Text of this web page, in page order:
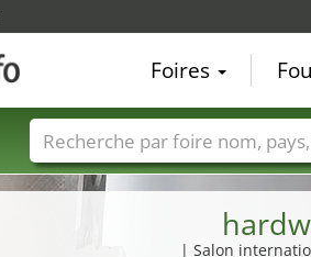
| Salon
Foires
Foire noms Pays Villes